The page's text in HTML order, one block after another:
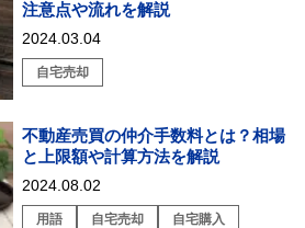
注意点や流れを解説
2024.03.04
自宅売却
不動産売買の仲介手数料とは？相場
と上限額や計算方法を解説
2024.08.02
用語 自宅売却 自宅購入